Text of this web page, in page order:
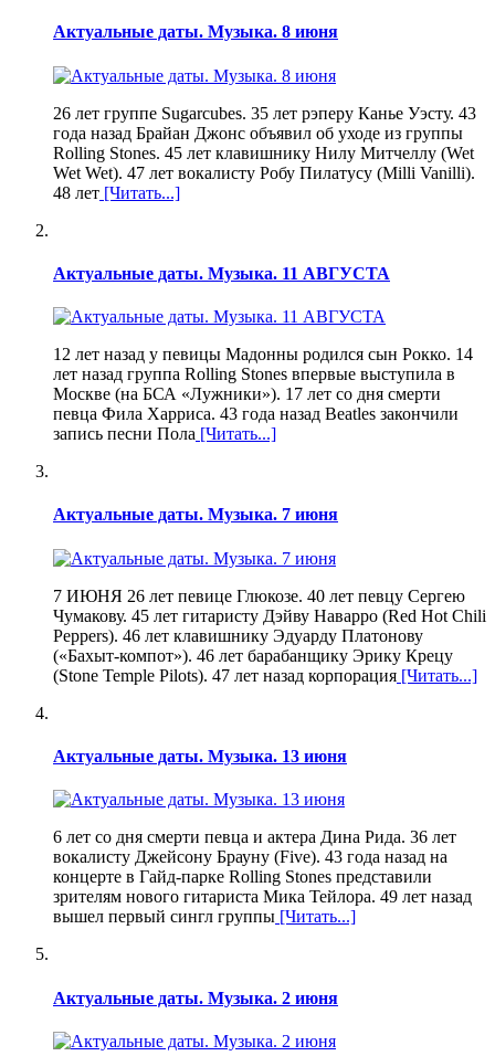
Актуальные даты. Музыка. 8 июня
26 лет группе Sugarcubes. 35 лет рэперу Канье Уэсту. 43
года назад Брайан Джонс объявил об уходе из группы
Rolling Stones. 45 лет клавишнику Нилу Митчеллу (Wet
Wet Wet). 47 лет вокалисту Робу Пилатусу (Milli Vanilli).
48 лет [Читать...]
Актуальные даты. Музыка. 11 АВГУСТА
12 лет назад у певицы Мадонны родился сын Рокко. 14
лет назад группа Rolling Stones впервые выступила в
Москве (на БСА «Лужники»). 17 лет со дня смерти
певца Фила Харриса. 43 года назад Beatles закончили
запись песни Пола [Читать...]
Актуальные даты. Музыка. 7 июня
7 ИЮНЯ 26 лет певице Глюкозе. 40 лет певцу Сергею
Чумакову. 45 лет гитаристу Дэйву Наварро (Red Hot Chili
Peppers). 46 лет клавишнику Эдуарду Платонову
(«Бахыт-компот»). 46 лет барабанщику Эрику Крецу
(Stone Temple Pilots). 47 лет назад корпорация [Читать...]
Актуальные даты. Музыка. 13 июня
6 лет со дня смерти певца и актера Дина Рида. 36 лет
вокалисту Джейсону Брауну (Five). 43 года назад на
концерте в Гайд-парке Rolling Stones представили
зрителям нового гитариста Мика Тейлора. 49 лет назад
вышел первый сингл группы [Читать...]
Актуальные даты. Музыка. 2 июня